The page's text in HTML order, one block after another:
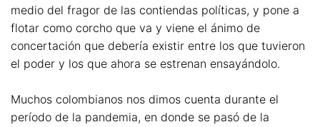
medio del fragor de las contiendas políticas, y pone a
flotar como corcho que va y viene el ánimo de
concertación que debería existir entre los que tuvieron
el poder y los que ahora se estrenan ensayándolo.
Muchos colombianos nos dimos cuenta durante el
período de la pandemia, en donde se pasó de la